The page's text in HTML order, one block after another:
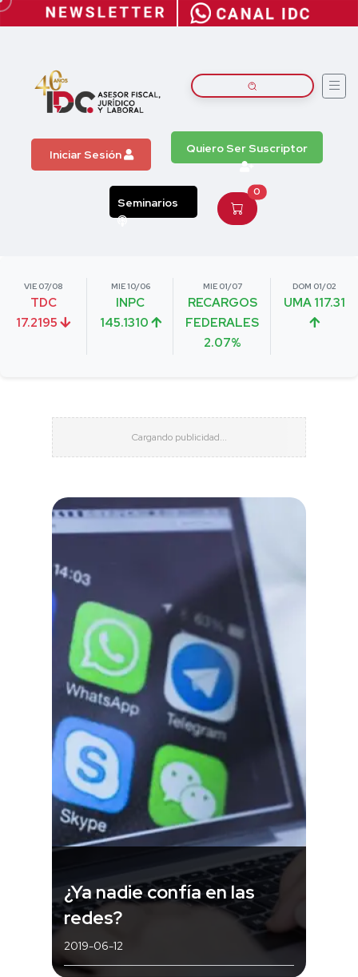
Iniciar Sesión Quiero Ser Suscriptor
Seminarios
0
VIE 07/08
TDC
17.2195
MIE 10/06
INPC
145.1310
MIE 01/07
RECARGOS
FEDERALES
2.07%
DOM 01/02
UMA 117.31
¿Ya nadie confía en las
redes?
2019-06-12